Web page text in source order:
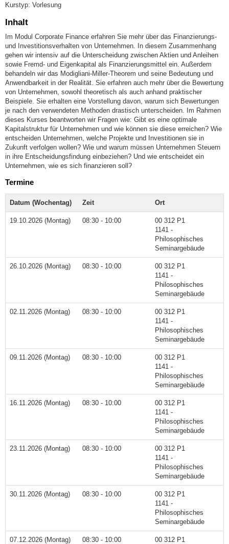
Kurstyp: Vorlesung
Inhalt
Im Modul Corporate Finance erfahren Sie mehr über das Finanzierungs-
und Investitionsverhalten von Unternehmen. In diesem Zusammenhang
gehen wir intensiv auf die Unterscheidung zwischen Aktien und Anleihen
sowie Fremd- und Eigenkapital als Finanzierungsmittel ein. Außerdem
behandeln wir das Modigliani-Miller-Theorem und seine Bedeutung und
Anwendbarkeit in der Realität. Sie erfahren auch mehr über die Bewertung
von Unternehmen, sowohl theoretisch als auch anhand praktischer
Beispiele. Sie erhalten eine Vorstellung davon, warum sich Bewertungen
je nach den verwendeten Methoden drastisch unterscheiden. Im Rahmen
dieses Kurses beantworten wir Fragen wie: Gibt es eine optimale
Kapitalstruktur für Unternehmen und wie können sie diese erreichen? Wie
entscheiden Unternehmen, welche Projekte und Investitionen sie in
Zukunft verfolgen wollen? Wie und warum müssen Unternehmen Steuern
in ihre Entscheidungsfindung einbeziehen? Und wie entscheidet ein
Unternehmen, wie es sich finanzieren soll?
Termine
Datum (Wochentag) Zeit Ort
19.10.2026 (Montag) 08:30 - 10:00
00 312 P1
1141 -
Philosophisches
Seminargebäude
26.10.2026 (Montag) 08:30 - 10:00
00 312 P1
1141 -
Philosophisches
Seminargebäude
02.11.2026 (Montag) 08:30 - 10:00
00 312 P1
1141 -
Philosophisches
Seminargebäude
09.11.2026 (Montag) 08:30 - 10:00
00 312 P1
1141 -
Philosophisches
Seminargebäude
16.11.2026 (Montag) 08:30 - 10:00
00 312 P1
1141 -
Philosophisches
Seminargebäude
23.11.2026 (Montag) 08:30 - 10:00
00 312 P1
1141 -
Philosophisches
Seminargebäude
30.11.2026 (Montag) 08:30 - 10:00
00 312 P1
1141 -
Philosophisches
Seminargebäude
07.12.2026 (Montag) 08:30 - 10:00
00 312 P1